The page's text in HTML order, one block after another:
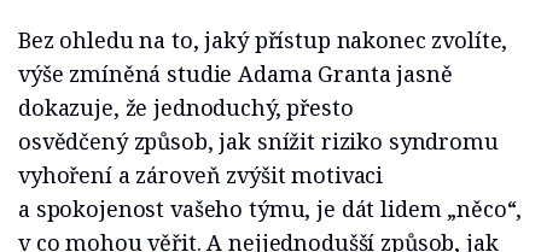
Bez ohledu na to, jaký přístup nakonec zvolíte,
výše zmíněná studie Adama Granta jasně
dokazuje, že jednoduchý, přesto
osvědčený způsob, jak snížit riziko syndromu
vyhoření a zároveň zvýšit motivaci
a spokojenost vašeho týmu, je dát lidem „něco“,
v co mohou věřit. A nejjednodušší způsob, jak